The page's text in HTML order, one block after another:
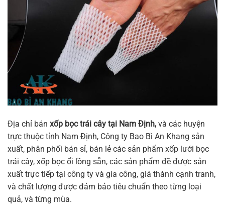
Địa chỉ bán xốp bọc trái cây tại Nam Định, và các huyện
trực thuộc tỉnh Nam Định, Công ty Bao Bì An Khang sản
xuất, phân phối bán sỉ, bán lẻ các sản phẩm xốp lưới bọc
trái cây, xốp bọc ổi lồng sẵn, các sản phẩm đề được sản
xuất trực tiếp tại công ty và gia công, giá thành cạnh tranh,
và chất lượng được đảm bảo tiêu chuẩn theo từng loại
quả, và từng mùa.